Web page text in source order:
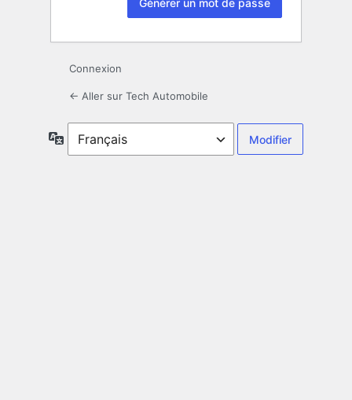
Connexion
← Aller sur Tech Automobile
Langue